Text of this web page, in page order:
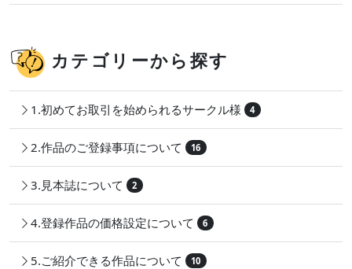
カテゴリーから探す
1.初めてお取引を始められるサークル様 4
2.作品のご登録事項について 16
3.見本誌について 2
4.登録作品の価格設定について 6
5.ご紹介できる作品について 10